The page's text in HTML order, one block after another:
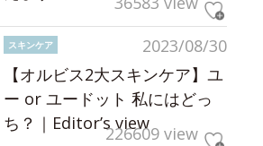
2023/08/30
スキンケア
【オルビス2大スキンケア】ユ
ー or ユードット 私にはどっ
ち？｜Editor’s view226609 view